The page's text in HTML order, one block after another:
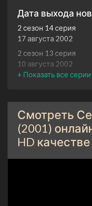
Дата выхода
2 сезон 14 серия
17 августа 2002
2 сезон 13 серия
10 августа 2002
2 сезон 12 серия
2 сезон 11 серия
27 июля 2002
2 сезон 10 серия
20 июля 2002
Смотреть
(2001)
HD качестве